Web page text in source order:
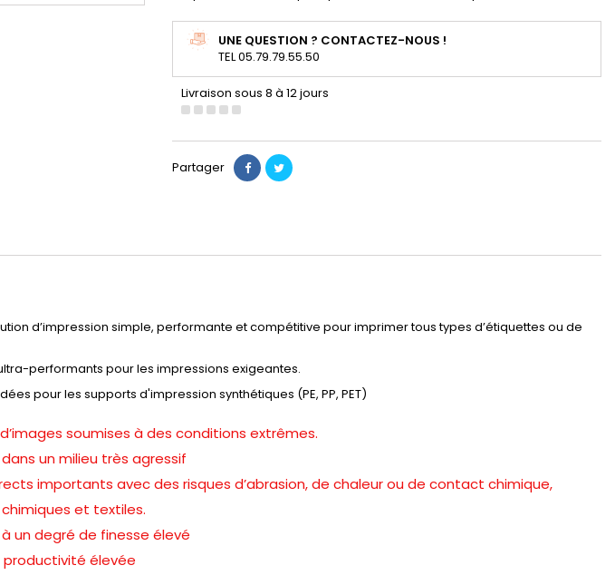
UNE QUESTION ? CONTACTEZ-NOUS !
TEL 05.79.79.55.50
Livraison sous 8 à 12 jours
Partager
d’impression simple, performante et compétitive pour imprimer tous types d’étiquettes ou de
performants pour les impressions exigeantes.
pour les supports d'impression synthétiques (PE, PP, PET)
soumises à des conditions extrêmes.
un milieu très agressif
importants avec des risques d’abrasion, de chaleur ou de contact chimique,
et textiles.
un degré de finesse élevé
productivité élevée